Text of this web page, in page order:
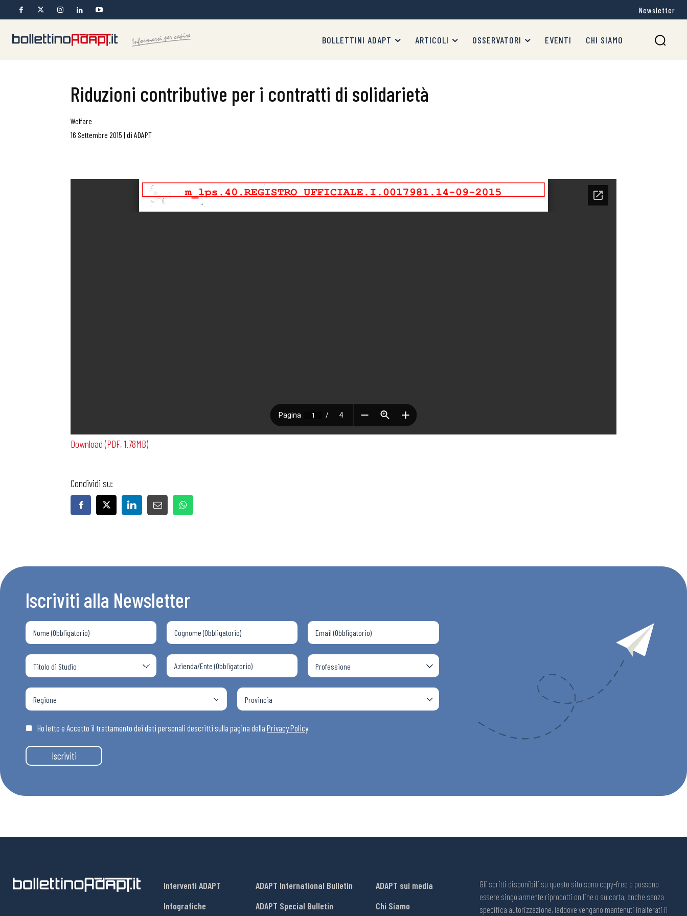
Chi Siamo
Newsletter
BOLLETTINI ADAPT ARTICOLI OSSERVATORI EVENTI CHI SIAMO
Riduzioni contributive per i contratti di solidarietà
Welfare
16 Settembre 2015 | di ADAPT
Download (PDF, 1.78MB)
Condividi su:
Iscriviti alla Newsletter
Ho letto e Accetto il trattamento dei dati personali descritti sulla pagina della Privacy Policy
Iscriviti
Interventi ADAPT
Infografiche
ADAPT International Bulletin
ADAPT Special Bulletin
ADAPT sui media
Chi Siamo
Gli scritti disponibili su questo sito sono copy-free e possono
essere singolarmente riprodotti on line o su carta, anche senza
specifica autorizzazione, laddove vengano mantenuti inalterati il